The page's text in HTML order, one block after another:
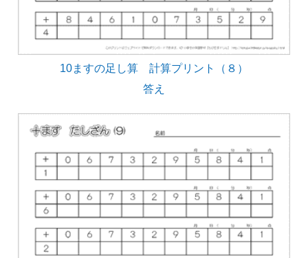
10ますの足し算 計算プリント（８）
答え